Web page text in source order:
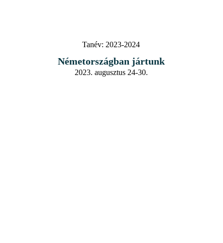
Tanév: 2023-2024
Németországban jártunk
2023. augusztus 24-30.